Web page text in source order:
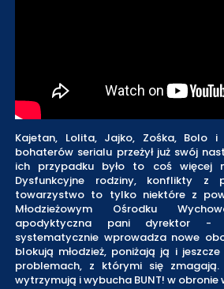
Kajetan, Lolita, Jajko, Zośka,
bohaterów serialu przeżył już swój
ich przypadku było to coś więcej
Dysfunkcyjne rodziny, konflikty z
towarzystwo to tylko niektóre z
Młodzieżowym Ośrodku
apodyktyczna pani dyrektor
systematycznie wprowadza nowe
blokują młodzież, poniżają ją i
problemach, z którymi się zmagają.
wytrzymują i wybucha BUNT! w obronie